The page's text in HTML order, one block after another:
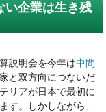
い企業は生き残
説明会を今年は中間
と双方向につないだ
リアが日本で最初に
す。しかしながら、